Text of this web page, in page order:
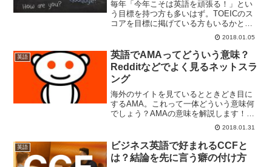
毎年「今年こそは英語を頑張る！」とい
う目標を持つ方も多いはず。TOEICのス
コアを目標に掲げている方もいるかと思
います。2月と8月を除いた毎月、年間10
回実施されるTOEICは、学生や社会人の
方にとって、英語力の良い指標になりま
すね。ここで...
2018.01.05
英語
英語でAMAってどういう意味？
Redditなどでよく見るネットスラ
ング
海外のサイトを見ているとときどき目に
するAMA。これって一体どういう意味何
でしょう？AMAの意味を解説します！
AMAはAsk Me Anythingの略AMAはずば
り、Ask Me Anything の略です。日本語
に訳すと「何でも私にきい...
2018.01.31
英語
ビジネス英語で好まれるCCFと
は？結論を先に言う癖の付け方